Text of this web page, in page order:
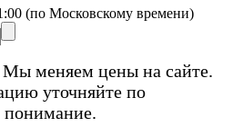
(по Московскому времени)
меняем цены на сайте.
уточняйте по
понимание.